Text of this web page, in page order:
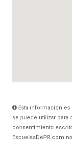
Esta información
se puede utilizar
consentimiento
EscuelasDePR.com